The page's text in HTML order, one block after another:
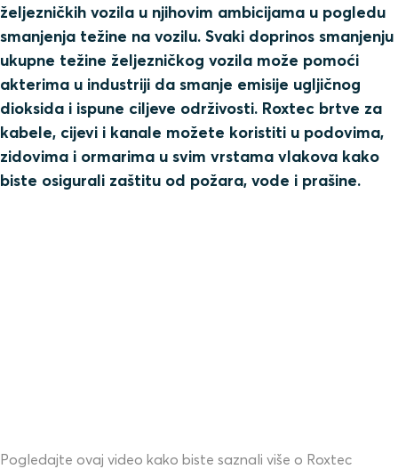
željezničkih vozila u njihovim ambicijama u pogledu
smanjenja težine na vozilu. Svaki doprinos smanjenju
ukupne težine željezničkog vozila može pomoći
akterima u industriji da smanje emisije ugljičnog
dioksida i ispune ciljeve održivosti. Roxtec brtve za
kabele, cijevi i kanale možete koristiti u podovima,
zidovima i ormarima u svim vrstama vlakova kako
biste osigurali zaštitu od požara, vode i prašine.
Pogledajte ovaj video kako biste saznali više o Roxtec